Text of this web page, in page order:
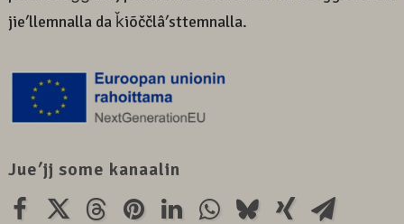
jieʹllemnalla da ǩiõččlâʹsttemnalla.
Jueʹjj some kanaalin